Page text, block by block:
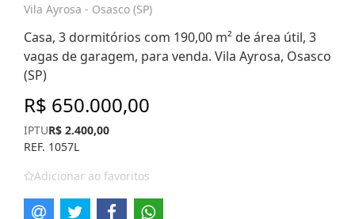
Vila Ayrosa - Osasco (SP)
Casa, 3 dormitórios com 190,00 m² de área útil, 3
vagas de garagem, para venda. Vila Ayrosa, Osasco
(SP)
R$ 650.000,00
IPTUR$ 2.400,00
REF. 1057L
Adicionar ao favoritos